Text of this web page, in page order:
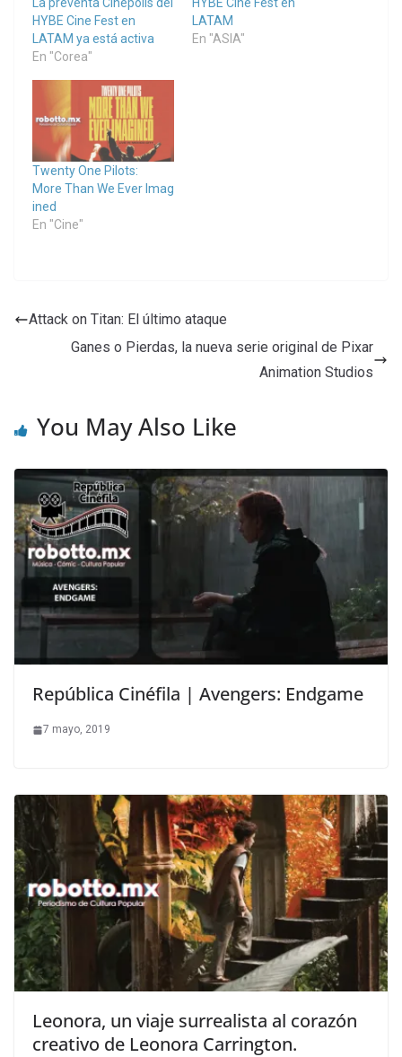
La preventa Cinépolis del
HYBE Cine Fest en
LATAM ya está activa
En "Corea"
HYBE Cine Fest en
LATAM
En "ASIA"
Twenty One Pilots:
More Than We Ever Imag
ined
En "Cine"
Attack on Titan: El último ataque
Ganes o Pierdas, la nueva serie original de Pixar
Animation Studios
You May Also Like
República Cinéfila | Avengers: Endgame
7 mayo, 2019
Leonora, un viaje surrealista al corazón
creativo de Leonora Carrington.